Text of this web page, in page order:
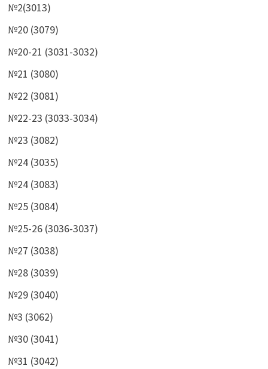
№2(3013)
№20 (3079)
№20-21 (3031-3032)
№21 (3080)
№22 (3081)
№22-23 (3033-3034)
№23 (3082)
№24 (3035)
№24 (3083)
№25 (3084)
№25-26 (3036-3037)
№27 (3038)
№28 (3039)
№29 (3040)
№3 (3062)
№30 (3041)
№31 (3042)